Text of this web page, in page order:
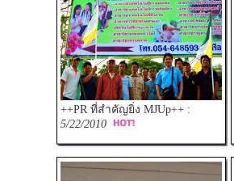
++PR ที่สำคัญยิ่ง MJUp++ :
5/22/2010